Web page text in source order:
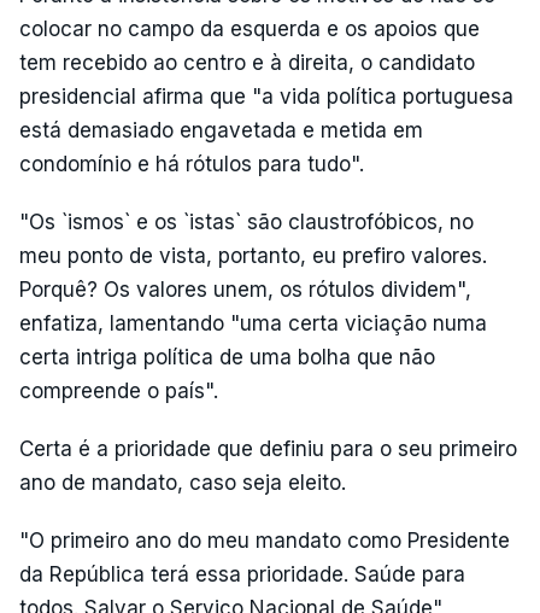
colocar no campo da esquerda e os apoios que
tem recebido ao centro e à direita, o candidato
presidencial afirma que "a vida política portuguesa
está demasiado engavetada e metida em
condomínio e há rótulos para tudo".
"Os `ismos` e os `istas` são claustrofóbicos, no
meu ponto de vista, portanto, eu prefiro valores.
Porquê? Os valores unem, os rótulos dividem",
enfatiza, lamentando "uma certa viciação numa
certa intriga política de uma bolha que não
compreende o país".
Certa é a prioridade que definiu para o seu primeiro
ano de mandato, caso seja eleito.
"O primeiro ano do meu mandato como Presidente
da República terá essa prioridade. Saúde para
todos. Salvar o Serviço Nacional de Saúde",